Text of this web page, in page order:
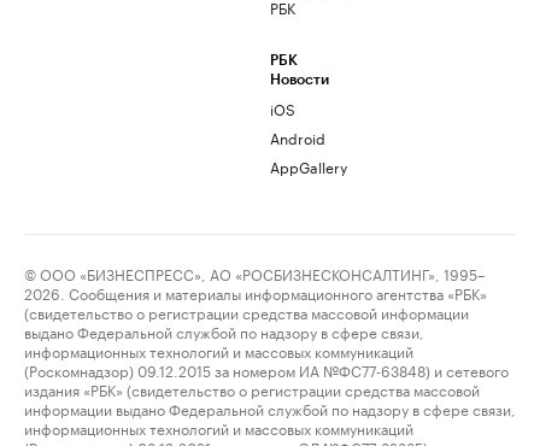
РБК
РБК
Новости
iOS
Android
AppGallery
© ООО «БИЗНЕСПРЕСС», АО «РОСБИЗНЕСКОНСАЛТИНГ», 1995–
2026. Сообщения и материалы информационного агентства «РБК»
(свидетельство о регистрации средства массовой информации
выдано Федеральной службой по надзору в сфере связи,
информационных технологий и массовых коммуникаций
(Роскомнадзор) 09.12.2015 за номером ИА №ФС77-63848) и сетевого
издания «РБК» (свидетельство о регистрации средства массовой
информации выдано Федеральной службой по надзору в сфере связи,
информационных технологий и массовых коммуникаций